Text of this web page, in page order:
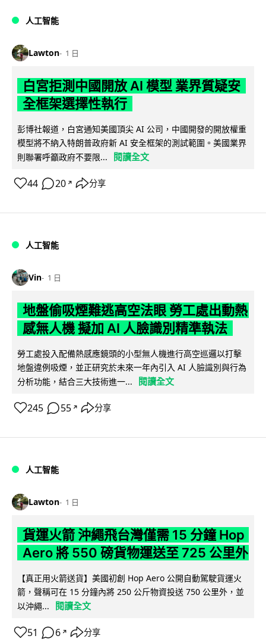
人工智能
Lawton 1 日
白宮拒測中國開放 AI 模型 業界質疑安
全框架選擇性執行
彭博社報道，白宮通知美國頂尖 AI 公司，中國開發的開放權重
模型將不納入特朗普政府新 AI 安全框架的測試範圍。美國業界
則聯署呼籲政府不要限...
閱讀全文
44 20 ↗ 分享
人工智能
Vin 1 日
地盤偷吸煙難逃高空法眼 勞工處出動熱
感無人機 擬加 AI 人臉識別精準執法
勞工處投入配備熱感應鏡頭的小型無人機進行高空巡邏以打擊
地盤違例吸煙，並正研究於未來一年內引入 AI 人臉識別與行為
分析功能，結合三大技術進一...
閱讀全文
245 55 ↗ 分享
人工智能
Lawton 1 日
貨運火箭 沖繩飛台灣僅需 15 分鐘 Hop
Aero 將 550 磅貨物運送至 725 公里外
【真正用火箭送貨】美國初創 Hop Aero 公開自動駕駛貨運火
箭，聲稱可在 15 分鐘內將 250 公斤物資投送 750 公里外，並
以沖繩...
閱讀全文
51 6 ↗ 分享